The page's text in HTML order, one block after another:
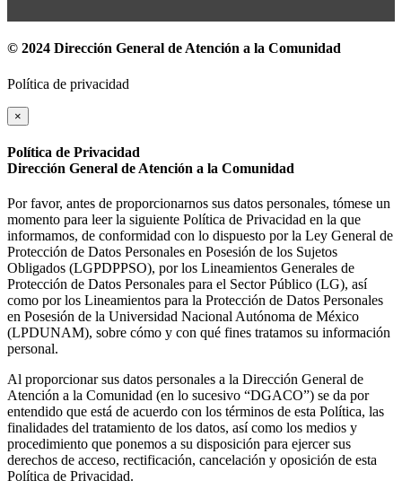
© 2024 Dirección General de Atención a la Comunidad
Política de privacidad
×
Política de Privacidad
Dirección General de Atención a la Comunidad
Por favor, antes de proporcionarnos sus datos personales, tómese un
momento para leer la siguiente Política de Privacidad en la que
informamos, de conformidad con lo dispuesto por la Ley General de
Protección de Datos Personales en Posesión de los Sujetos
Obligados (LGPDPPSO), por los Lineamientos Generales de
Protección de Datos Personales para el Sector Público (LG), así
como por los Lineamientos para la Protección de Datos Personales
en Posesión de la Universidad Nacional Autónoma de México
(LPDUNAM), sobre cómo y con qué fines tratamos su información
personal.
Al proporcionar sus datos personales a la Dirección General de
Atención a la Comunidad (en lo sucesivo “DGACO”) se da por
entendido que está de acuerdo con los términos de esta Política, las
finalidades del tratamiento de los datos, así como los medios y
procedimiento que ponemos a su disposición para ejercer sus
derechos de acceso, rectificación, cancelación y oposición de esta
Política de Privacidad.